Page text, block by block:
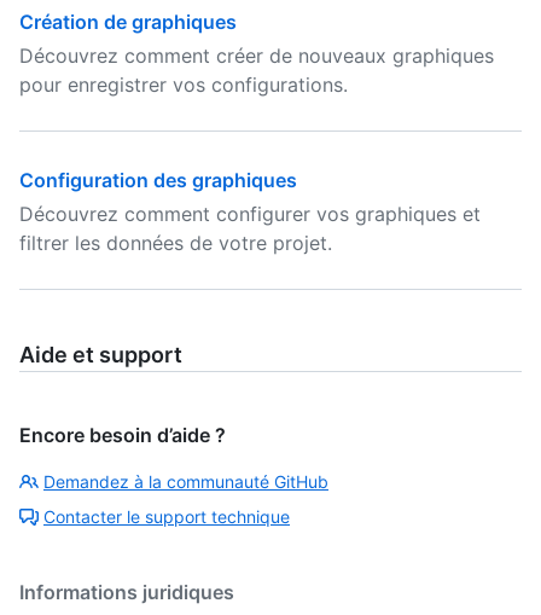
Création de graphiques
Découvrez comment créer de nouveaux graphiques
pour enregistrer vos configurations.
Configuration des graphiques
Découvrez comment configurer vos graphiques et
filtrer les données de votre projet.
Aide et support
Encore besoin d’aide ?
Demandez à la communauté GitHub
Contacter le support technique
Informations juridiques